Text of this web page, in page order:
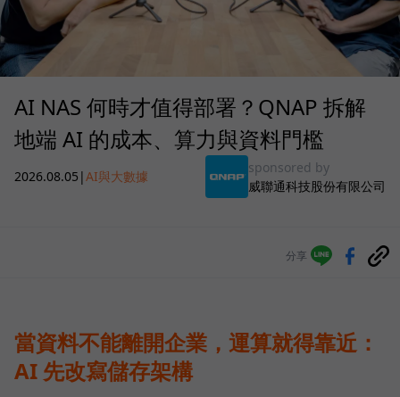
AI NAS 何時才值得部署？QNAP 拆解
地端 AI 的成本、算力與資料門檻
2026.08.05 |AI與大數據
sponsored by
威聯通科技股份有限公司
分享
當資料不能離開企業，運算就得靠近：
AI 先改寫儲存架構